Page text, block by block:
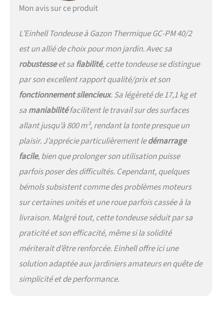
accessible sur le guidon, le
câble de démarrage permet
de démarrer la tondeuse
facilement et rapidement
sans avoir à se baisser
Indicateur de remplissage -
Il permet de voir d’un seul
coup d’œil le niveau de
collecteur en toile
résistante de 45 L, qui se
vide facilement à l’aide des
2 poignées Matériaux
robustes - Le carter durable
de la tondeuse à gazon est
en plastique
particulièrement résistant.
poids relativement faible de
l’outil
Mon avis sur ce produit
L’Einhell Tondeuse à Gazon Thermique GC-PM 40/2
est un allié de choix pour mon jardin. Avec sa
robustesseet safiabilité, cette tondeuse se distingue
par son excellent rapport qualité/prix et son
fonctionnement silencieux. Sa légèreté de 17,1 kg et
samaniabilitéfacilitent le travail sur des surfaces
allant jusqu’à 800 m², rendant la tonte presque un
plaisir. J’apprécie particulièrement ledémarrage
facile, bien que prolonger son utilisation puisse
parfois poser des difficultés. Cependant, quelques
bémols subsistent comme des problèmes moteurs
sur certaines unités et une roue parfois cassée à la
livraison. Malgré tout, cette tondeuse séduit par sa
praticité et son efficacité, même si la solidité
mériterait d’être renforcée. Einhell offre ici une
solution adaptée aux jardiniers amateurs en quête de
simplicité et de performance.